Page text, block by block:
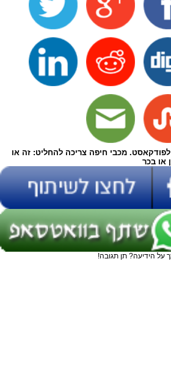
לפודקאסט. מכבי חיפה צריכה להחליט: זה או
או בכר
על הידיעה? תן תגובה!